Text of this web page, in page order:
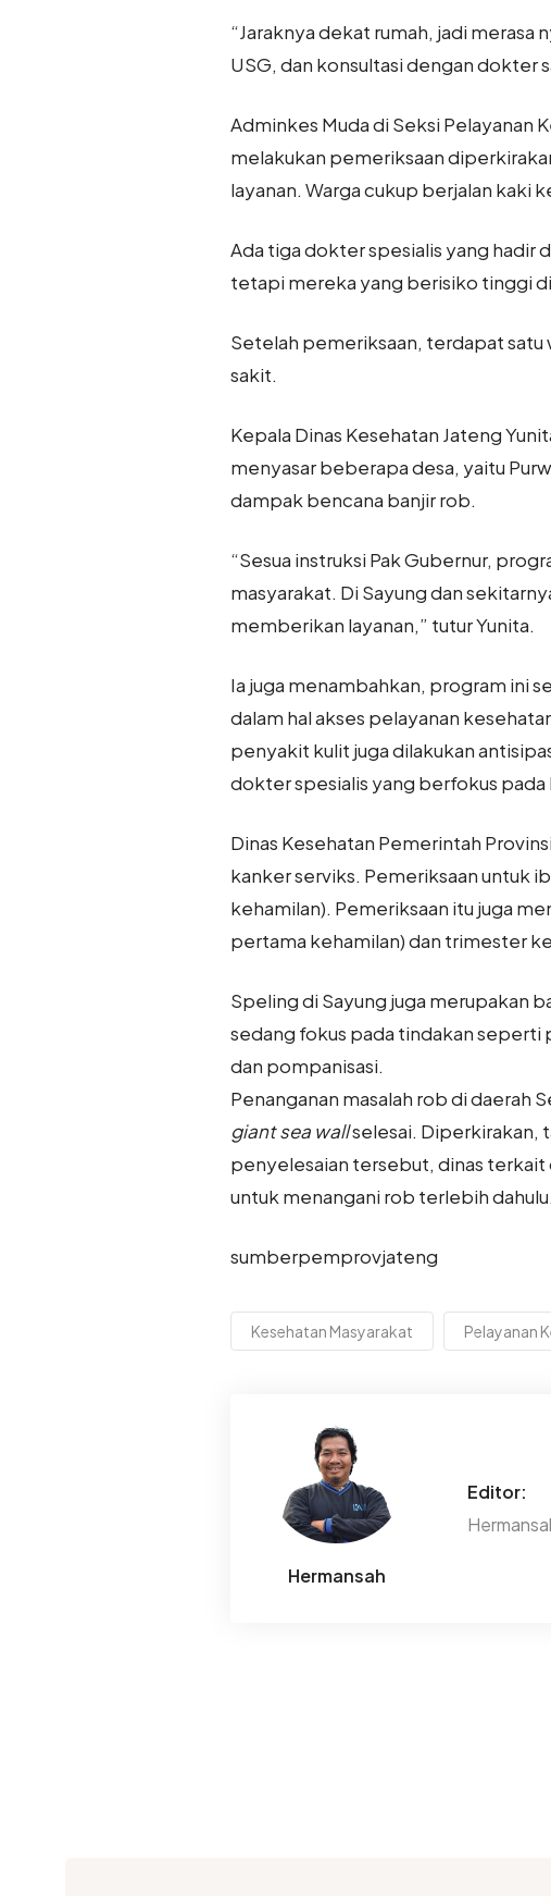
“Jaraknya dekat rumah, jadi merasa
USG, dan konsultasi dengan dokter
Adminkes Muda di Seksi Pelayanan
melakukan pemeriksaan
layanan. Warga cukup berjalan kaki
Ada tiga dokter spesialis yang hadir
tetapi mereka yang berisiko tinggi
Setelah pemeriksaan, terdapat satu
sakit.
Kepala Dinas Kesehatan Jateng
menyasar beberapa desa, yaitu
dampak bencana banjir rob.
“Sesua instruksi Pak Gubernur,
masyarakat. Di Sayung dan
memberikan layanan,” tutur Yunita.
Ia juga menambahkan, program ini
dalam hal akses pelayanan
penyakit kulit juga dilakukan
dokter spesialis yang berfokus pada
Dinas Kesehatan Pemerintah
kanker serviks. Pemeriksaan untuk
kehamilan). Pemeriksaan itu juga
pertama kehamilan) dan trimester
Speling di Sayung juga merupakan
sedang fokus pada tindakan seperti
dan pompanisasi.
Penanganan masalah rob di daerah
giant sea wallselesai. Diperkirakan,
penyelesaian tersebut, dinas terkait
untuk menangani rob terlebih dahulu.
sumberpemprovjateng
Kesehatan Masyarakat Pelayanan
Hermansah
Editor: